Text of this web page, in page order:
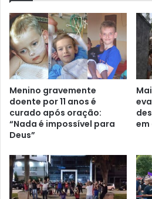
Menino gravemente
doente por 11 anos é
curado após oração:
“Nada é impossível para
Deus”
em